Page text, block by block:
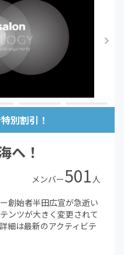
別割引！
へ！
メンバー501 人
創始者半田広宣が急逝い
ンツが大きく変更されて
細は最新のアクティビテ